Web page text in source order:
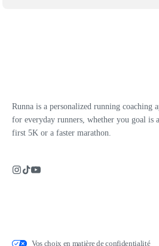
Runna is a personalized running coaching
for everyday runners, whether you goal is a
first 5K or a faster marathon.
Vos choix en matière de confidentialité